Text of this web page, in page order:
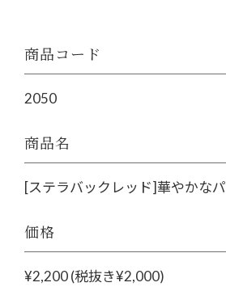
商品コード
2050
商品名
[ステラバックレッド]華やかな
価格
¥2,200 (税抜き¥2,000)